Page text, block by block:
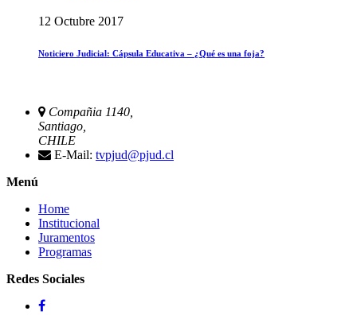
12 Octubre 2017
Noticiero Judicial: Cápsula Educativa – ¿Qué es una foja?
Compañia 1140,
Santiago,
CHILE
E-Mail: tvpjud@pjud.cl
Menú
Home
Institucional
Juramentos
Programas
Redes Sociales